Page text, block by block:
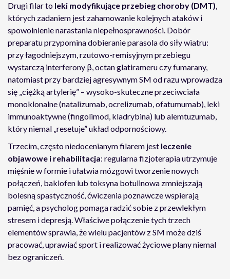
Drugi filar to leki modyfikujące przebieg choroby (DMT),
których zadaniem jest zahamowanie kolejnych ataków i
spowolnienie narastania niepełnosprawności. Dobór
preparatu przypomina dobieranie parasola do siły wiatru:
przy łagodniejszym, rzutowo-remisyjnym przebiegu
wystarczą interferony β, octan glatirameru czy fumarany,
natomiast przy bardziej agresywnym SM od razu wprowadza
się „ciężką artylerię” – wysoko-skuteczne przeciwciała
monoklonalne (natalizumab, ocrelizumab, ofatumumab), leki
immunoaktywne (fingolimod, kladrybina) lub alemtuzumab,
który niemal „resetuje” układ odpornościowy.
Trzecim, często niedocenianym filarem jest leczenie
objawowe i rehabilitacja: regularna fizjoterapia utrzymuje
mięśnie w formie i ułatwia mózgowi tworzenie nowych
połączeń, baklofen lub toksyna botulinowa zmniejszają
bolesną spastyczność, ćwiczenia poznawcze wspierają
pamięć, a psycholog pomaga radzić sobie z przewlekłym
stresem i depresją. Właściwe połączenie tych trzech
elementów sprawia, że wielu pacjentów z SM może dziś
pracować, uprawiać sport i realizować życiowe plany niemal
bez ograniczeń.